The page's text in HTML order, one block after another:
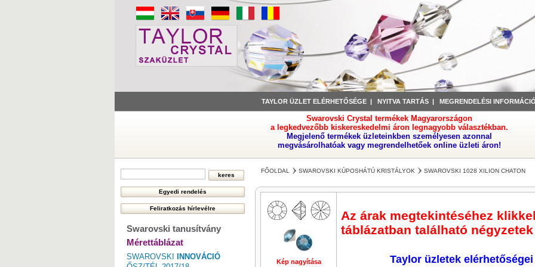
TAYLOR ÜZLET ELÉRHETŐSÉGE | NYITVA TARTÁS | MEGRENDELÉSI
Swarovski Crystal termékek Magyarországon
a legkedvezőbb kiskereskedelmi áron legnagyobb választékban.
Megjelenő termékek üzleteinkben személyesen azonnal
megvásárolhatóak vagy megrendelhetőek online üzleti áron!
Swarovski tanusítvány
Mérettáblázat
SWAROVSKI
INNOVÁCIÓ
FŐOLDAL SWAROVSKI KÚPOSHÁTÚ KRISTÁLYOK SWAROVSKI 1028 XILION CHATON
Kép nagyítása Kép nagyítása Kép nagyítása
Az árak megtekintéséhez
táblázatban található
Taylor üzletek elérhetőségei